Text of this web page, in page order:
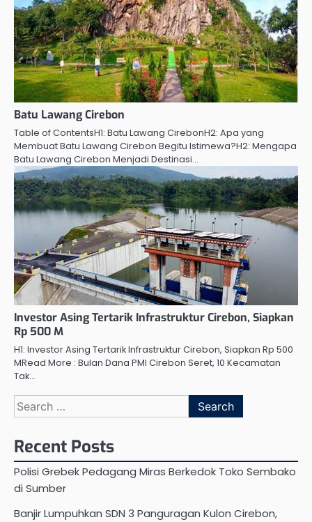
Batu Lawang Cirebon
Table of ContentsH1: Batu Lawang CirebonH2: Apa yang
Membuat Batu Lawang Cirebon Begitu Istimewa?H2: Mengapa
Batu Lawang Cirebon Menjadi Destinasi…
Investor Asing Tertarik Infrastruktur Cirebon, Siapkan
Rp 500 M
H1: Investor Asing Tertarik Infrastruktur Cirebon, Siapkan Rp 500
MRead More : Bulan Dana PMI Cirebon Seret, 10 Kecamatan
Tak…
Search
for:
Recent Posts
Polisi Grebek Pedagang Miras Berkedok Toko Sembako
di Sumber
Banjir Lumpuhkan SDN 3 Panguragan Kulon Cirebon,